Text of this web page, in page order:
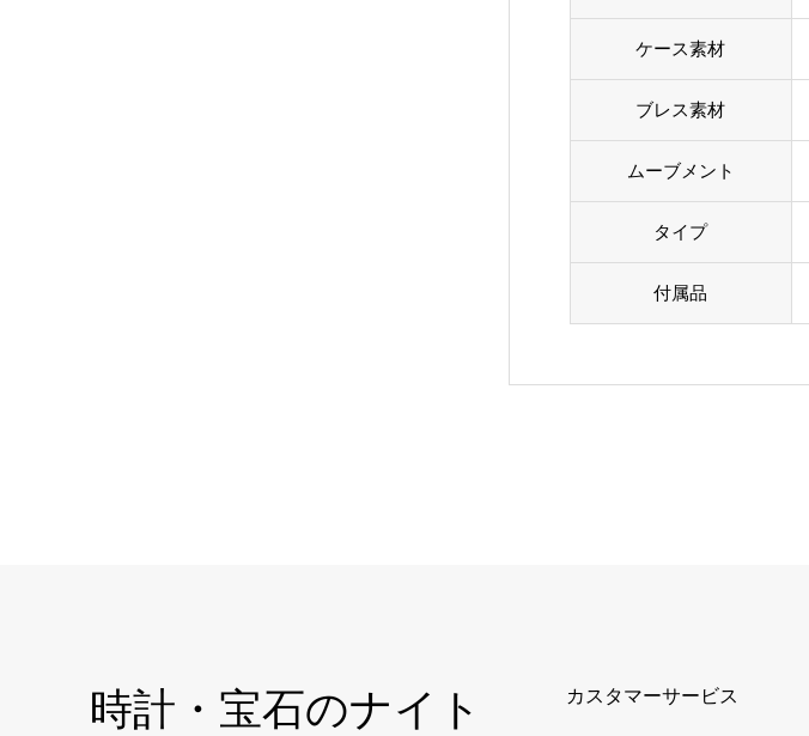
ケース素材
ブレス素材
ムーブメント
タイプ
付属品
時計・宝石のナイト
カスタマーサービス